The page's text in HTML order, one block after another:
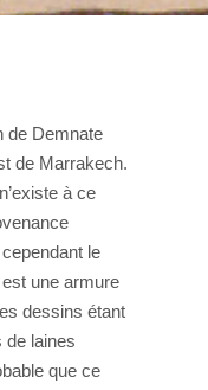
de Demnate
de Marrakech.
à ce
le
une armure
dessins étant
de laines
que ce